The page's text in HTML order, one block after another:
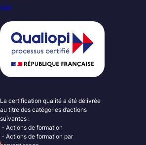
VAE
La certification qualité a été délivrée
au titre des catégories d’actions
suivantes :
・Actions de formation
・Actions de formation par